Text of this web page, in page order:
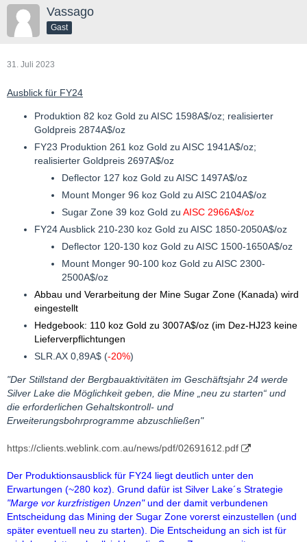
Vassago
Gast
31. Juli 2023
Ausblick für FY24
Produktion 82 koz Gold zu AISC 1598A$/oz; realisierter
Goldpreis 2874A$/oz
FY23 Produktion 261 koz Gold zu AISC 1941A$/oz;
realisierter Goldpreis 2697A$/oz
Deflector 127 koz Gold zu AISC 1497A$/oz
Mount Monger 96 koz Gold zu AISC 2104A$/oz
Sugar Zone 39 koz Gold zu AISC 2966A$/oz
FY24 Ausblick 210-230 koz Gold zu AISC 1850-2050A$/oz
Deflector 120-130 koz Gold zu AISC 1500-1650A$/oz
Mount Monger 90-100 koz Gold zu AISC 2300-
2500A$/oz
Abbau und Verarbeitung der Mine Sugar Zone (Kanada) wird
eingestellt
Hedgebook: 110 koz Gold zu 3007A$/oz (im Dez-HJ23 keine
Lieferverpflichtungen
SLR.AX 0,89A$ (-20%)
"Der Stillstand der Bergbauaktivitäten im Geschäftsjahr 24 werde
Silver Lake die Möglichkeit geben, die Mine „neu zu starten“ und
die erforderlichen Gehaltskontroll- und
Erweiterungsbohrprogramme abzuschließen"
https://clients.weblink.com.au/news/pdf/02691612.pdf
Der Produktionsausblick für FY24 liegt deutlich unter den
Erwartungen (~280 koz). Grund dafür ist Silver Lake´s Strategie
"Marge vor kurzfristigen Unzen"und der damit verbundenen
Entscheidung das Mining der Sugar Zone vorerst einzustellen (und
später eventuell neu zu starten). Die Entscheidung an sich ist für